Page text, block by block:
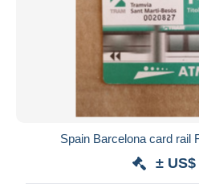
Spain Barcelona card rail
± US$